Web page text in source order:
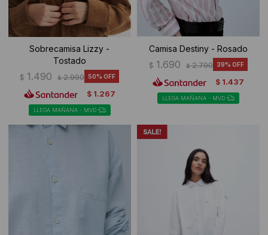
Sobrecamisa Lizzy -
Tostado
$ 1.490 $ 2.990 50
$ 1.267
LLEGA MAÑANA - MVD
Camisa Destiny - Rosado
$ 1.690 $ 2.790 39
$ 1.437
LLEGA MAÑANA - MVD